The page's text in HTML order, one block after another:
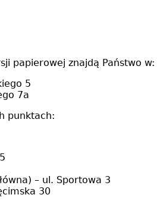
papierowej znajdą Państwo w:
5
7a
punktach:
– ul. Sportowa 3
30